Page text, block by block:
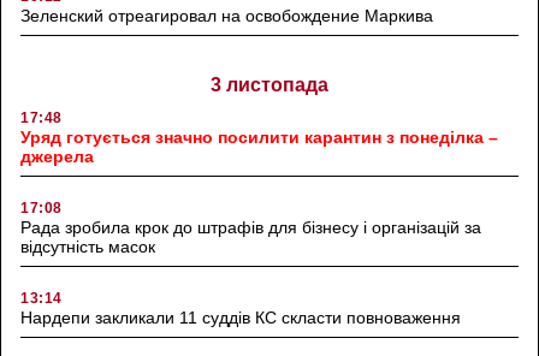
Зеленский отреагировал на освобождение Маркива
3 листопада
17:48
Уряд готується значно посилити карантин з понеділка –
джерела
17:08
Рада зробила крок до штрафів для бізнесу і організацій за
відсутність масок
13:14
Нардепи закликали 11 суддів КС скласти повноваження